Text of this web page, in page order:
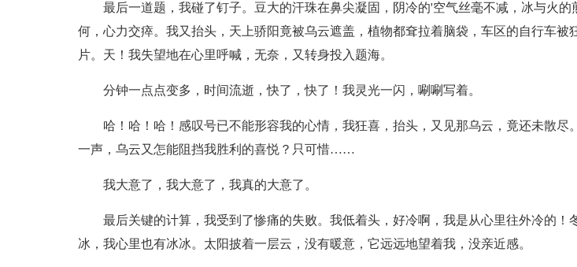
最后一道题，我碰了钉子。豆大的汗珠在鼻尖凝固，阴冷的'空气丝毫不减，冰与火的
何，心力交瘁。我又抬头，天上骄阳竟被乌云遮盖，植物都耷拉着脑袋，车区的自行车被
片。天！我失望地在心里呼喊，无奈，又转身投入题海。
分钟一点点变多，时间流逝，快了，快了！我灵光一闪，唰唰写着。
哈！哈！哈！感叹号已不能形容我的心情，我狂喜，抬头，又见那乌云，竟还未散尽
一声，乌云又怎能阻挡我胜利的喜悦？只可惜……
我大意了，我大意了，我真的大意了。
最后关键的计算，我受到了惨痛的失败。我低着头，好冷啊，我是从心里往外冷的！
冰，我心里也有冰冰。太阳披着一层云，没有暖意，它远远地望着我，没亲近感。